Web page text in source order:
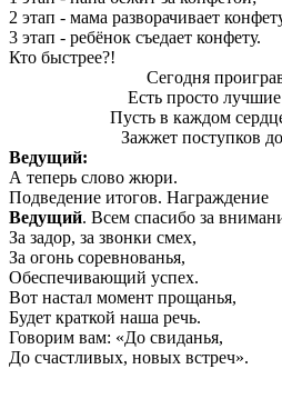
2 этап - мама разворачивает
3 этап - ребёнок съедает конфету.
Кто быстрее?!
Сегодня
Есть просто
Пусть в каждом
Зажжет поступков
Ведущий:
А теперь слово жюри.
Подведение итогов. Награждение
Ведущий. Всем спасибо за
За задор, за звонки смех,
За огонь соревнованья,
Обеспечивающий успех.
Вот настал момент прощанья,
Будет краткой наша речь.
Говорим вам: «До свиданья,
До счастливых, новых встреч».